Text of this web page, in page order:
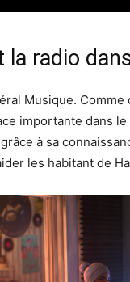
la radio
Musique.
importante dans
grâce à sa
les habitant de